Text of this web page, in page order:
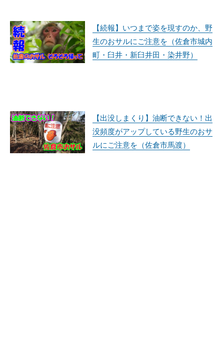
【続報】いつまで姿を現すのか、野
生のおサルにご注意を（佐倉市城内
町・臼井・新臼井田・染井野）
【出没しまくり】油断できない！出
没頻度がアップしている野生のおサ
ルにご注意を（佐倉市馬渡）